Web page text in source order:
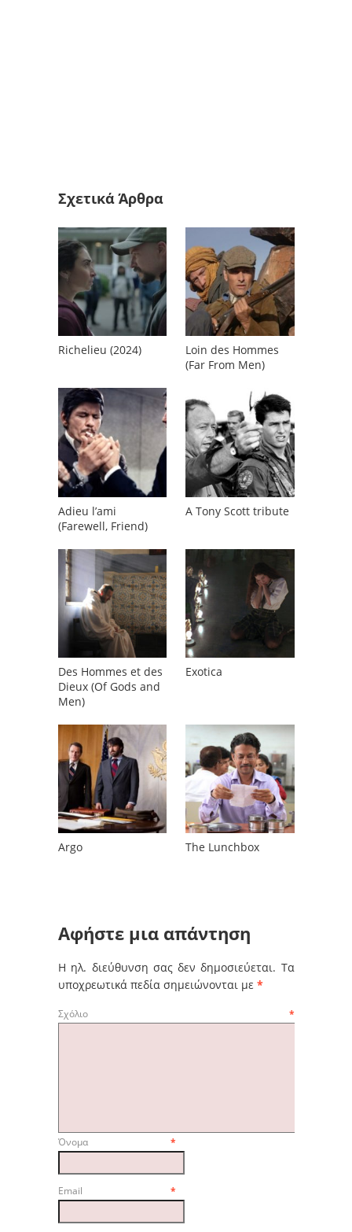
Σχετικά Άρθρα
Richelieu (2024)
Loin des Hommes
(Far From Men)
Adieu l’ami
(Farewell, Friend)
A Tony Scott tribute
Des Hommes et des
Dieux (Of Gods and
Men)
Exotica
Argo The Lunchbox
Αφήστε μια απάντηση
Η ηλ. διεύθυνση σας δεν δημοσιεύεται. Τα
υποχρεωτικά πεδία σημειώνονται με *
Σχόλιο *
Όνομα*
Email*